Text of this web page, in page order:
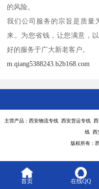
的风险。
我们公司服务的宗旨是质量
来。为您省钱，让您满意，
好的服务于广大新老客户。
m.qiang5388243.b2b168.com
主营产品：西安物流专线 西安货运专线
线 西
版权所有：
首页 在线QQ